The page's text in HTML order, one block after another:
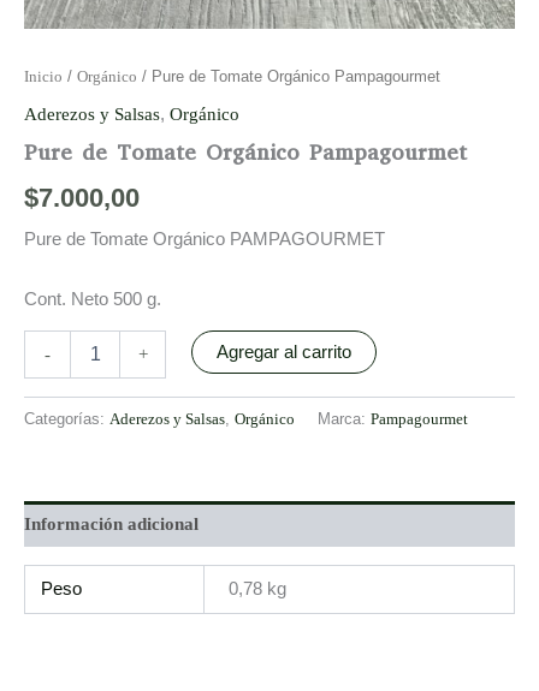
Inicio / Orgánico / Pure de Tomate Orgánico Pampagourmet
Aderezos y Salsas, Orgánico
Pure de Tomate Orgánico Pampagourmet
$7.000,00
Pure de Tomate Orgánico PAMPAGOURMET
Cont. Neto 500 g.
- + Agregar al carrito
Categorías: Aderezos y Salsas Orgánico Marca: Pampagourmet
Información adicional
Peso 0,78 kg